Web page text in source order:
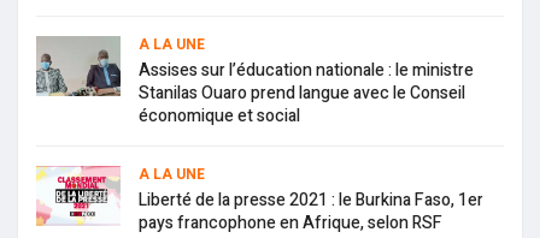
A LA UNE
Assises sur l’éducation nationale : le ministre
Stanilas Ouaro prend langue avec le Conseil
économique et social
A LA UNE
Liberté de la presse 2021 : le Burkina Faso, 1er
pays francophone en Afrique, selon RSF